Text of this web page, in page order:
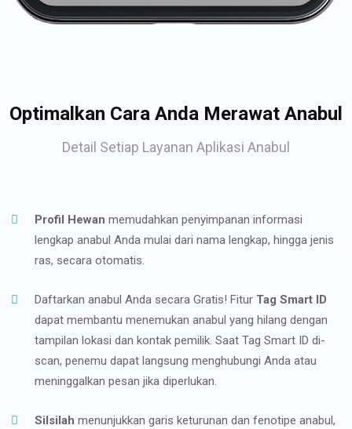
Optimalkan Cara Anda Merawat Anabul
Detail Setiap Layanan Aplikasi Anabul
Profil Hewan memudahkan penyimpanan informasi
lengkap anabul Anda mulai dari nama lengkap, hingga jenis
ras, secara otomatis.
Daftarkan anabul Anda secara Gratis! Fitur Tag Smart ID
dapat membantu menemukan anabul yang hilang dengan
tampilan lokasi dan kontak pemilik. Saat Tag Smart ID di-
scan, penemu dapat langsung menghubungi Anda atau
meninggalkan pesan jika diperlukan.
Silsilah menunjukkan garis keturunan dan fenotipe anabul,